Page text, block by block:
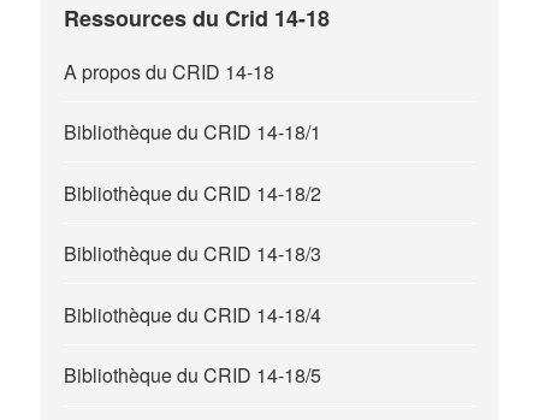
Ressources du Crid 14-18
A propos du CRID 14-18
Bibliothèque du CRID 14-18/1
Bibliothèque du CRID 14-18/2
Bibliothèque du CRID 14-18/3
Bibliothèque du CRID 14-18/4
Bibliothèque du CRID 14-18/5